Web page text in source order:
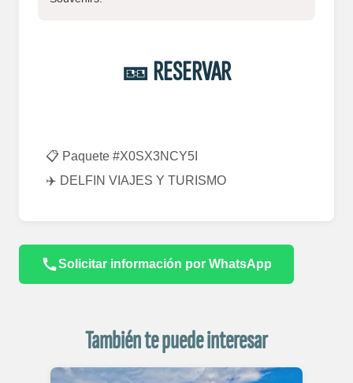
🎫 RESERVAR
📋 Paquete #X0SX3NCY5I
✈️ DELFIN VIAJES Y TURISMO
callSolicitar información por WhatsApp
También te puede interesar